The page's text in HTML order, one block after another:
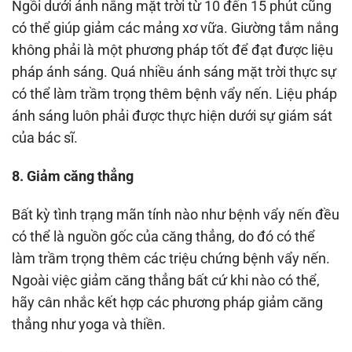
Ngồi dưới ánh nắng mặt trời từ 10 đến 15 phút cũng
có thể giúp giảm các mảng xơ vữa. Giường tắm nắng
không phải là một phương pháp tốt để đạt được liệu
pháp ánh sáng. Quá nhiều ánh sáng mặt trời thực sự
có thể làm trầm trọng thêm bệnh vẩy nến. Liệu pháp
ánh sáng luôn phải được thực hiện dưới sự giám sát
của bác sĩ.
8. Giảm căng thẳng
Bất kỳ tình trạng mãn tính nào như bệnh vẩy nến đều
có thể là nguồn gốc của căng thẳng, do đó có thể
làm trầm trọng thêm các triệu chứng bệnh vẩy nến.
Ngoài việc giảm căng thẳng bất cứ khi nào có thể,
hãy cân nhắc kết hợp các phương pháp giảm căng
thẳng như yoga và thiền.